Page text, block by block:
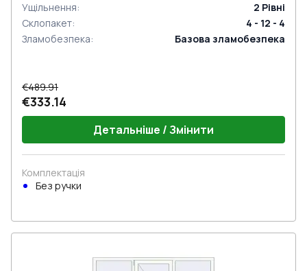
Ущільнення: 2 Рівні
Склопакет:
4 - 12 - 4
Зламобезпека: Базова зламобезпека
€489.91
€333.14
Детальніше / Змінити
Комплектація
Без ручки